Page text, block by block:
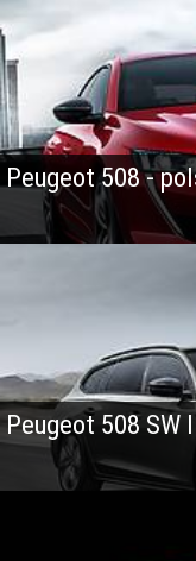
Peugeot 508 -
Peugeot 508 SW